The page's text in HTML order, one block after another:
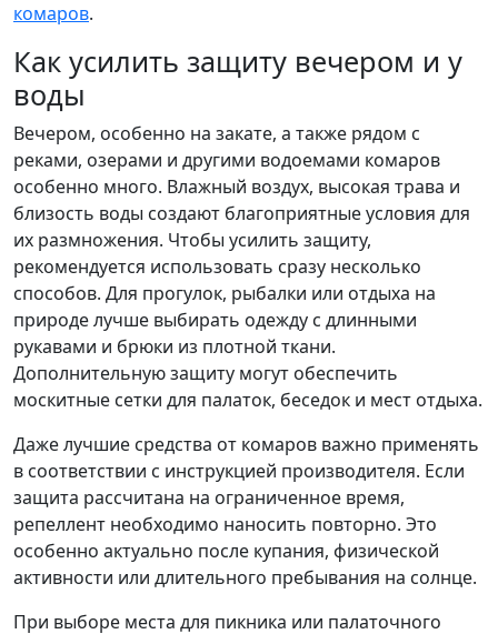
комаров.
Как усилить защиту вечером и у
воды
Вечером, особенно на закате, а также рядом с
реками, озерами и другими водоемами комаров
особенно много. Влажный воздух, высокая трава и
близость воды создают благоприятные условия для
их размножения. Чтобы усилить защиту,
рекомендуется использовать сразу несколько
способов. Для прогулок, рыбалки или отдыха на
природе лучше выбирать одежду с длинными
рукавами и брюки из плотной ткани.
Дополнительную защиту могут обеспечить
москитные сетки для палаток, беседок и мест отдыха.
Даже лучшие средства от комаров важно применять
в соответствии с инструкцией производителя. Если
защита рассчитана на ограниченное время,
репеллент необходимо наносить повторно. Это
особенно актуально после купания, физической
активности или длительного пребывания на солнце.
При выборе места для пикника или палаточного